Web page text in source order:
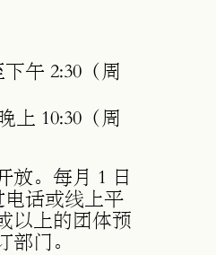
午 2:30（周
上 10:30（周
放。每月 1 日
电话或线上平
以上的团体预
门。